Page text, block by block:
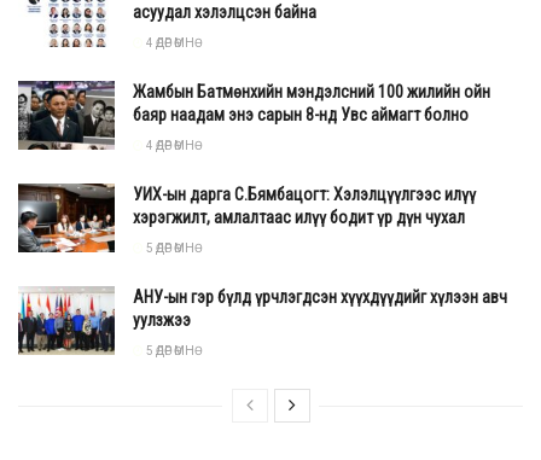
асуудал хэлэлцсэн байна
4 ӨДӨР ӨМНӨ
Жамбын Батмөнхийн мэндэлсний 100 жилийн ойн
баяр наадам энэ сарын 8-нд Увс аймагт болно
4 ӨДӨР ӨМНӨ
УИХ-ын дарга С.Бямбацогт: Хэлэлцүүлгээс илүү
хэрэгжилт, амлалтаас илүү бодит үр дүн чухал
5 ӨДӨР ӨМНӨ
АНУ-ын гэр бүлд үрчлэгдсэн хүүхдүүдийг хүлээн авч
уулзжээ
5 ӨДӨР ӨМНӨ